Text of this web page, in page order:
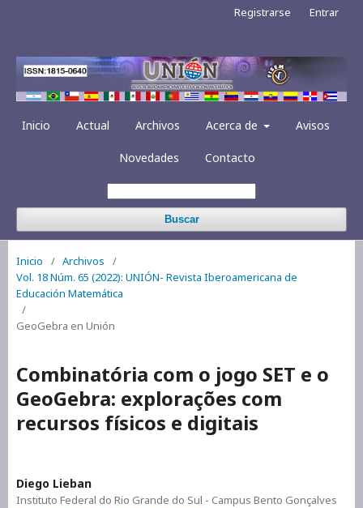
Inicio Actual Archivos Acerca de Avisos
Novedades Contacto
Buscar
Registrarse Entrar
Inicio / Archivos
/
Vol. 18 Núm. 65 (2022): UNIÓN- Revista Iberoamericana de
Educación Matemática
/
GeoGebra en Unión
Combinatória com o jogo SET e o
GeoGebra: explorações com
recursos físicos e digitais
Diego Lieban
Instituto Federal do Rio Grande do Sul - Campus Bento Gonçalves